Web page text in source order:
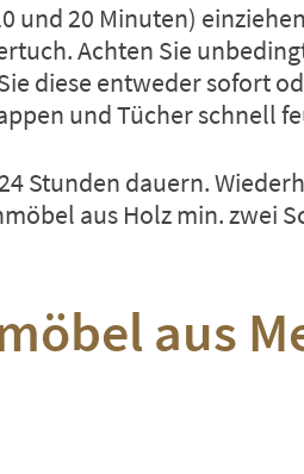
und 20 Minuten)
Achten Sie
diese entweder sofort
und Tücher schnell
Stunden dauern.
aus Holz min. zwei
aus